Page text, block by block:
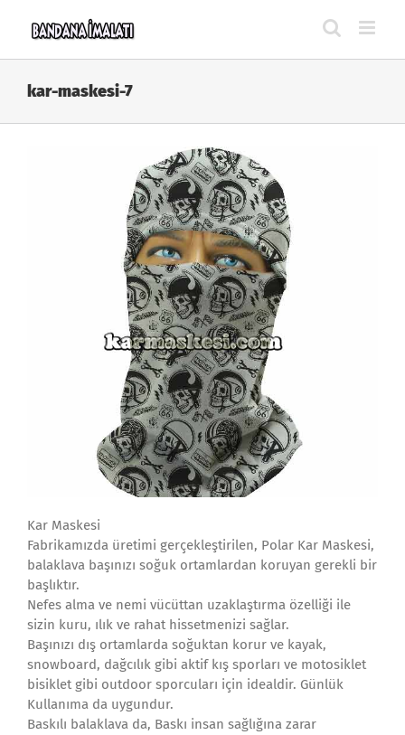
kar-maskesi-7
Kar Maskesi
Fabrikamızda üretimi gerçekleştirilen, Polar Kar Maskesi,
balaklava başınızı soğuk ortamlardan koruyan gerekli bir
başlıktır.
Nefes alma ve nemi vücüttan uzaklaştırma özelliği ile
sizin kuru, ılık ve rahat hissetmenizi sağlar.
Başınızı dış ortamlarda soğuktan korur ve kayak,
snowboard, dağcılık gibi aktif kış sporları ve motosiklet
bisiklet gibi outdoor sporcuları için idealdir. Günlük
Kullanıma da uygundur.
Baskılı balaklava da, Baskı insan sağlığına zarar